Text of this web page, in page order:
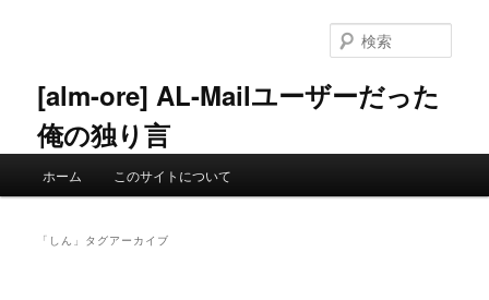
ン
へ
ツ
移
[alm-ore] AL-Mailユーザーだった
俺の独り言
索
ホーム このサイトについて
「 しん 」タグアーカイブ